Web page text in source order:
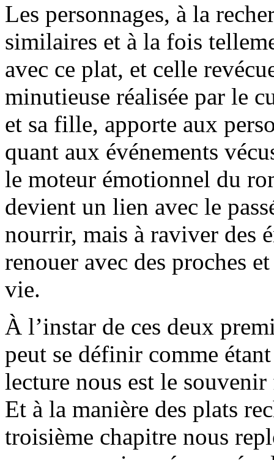
Les personnages, à la
similaires et à la fois
avec ce plat, et celle
minutieuse réalisée par le
et sa fille, apporte aux
quant aux événements
le moteur émotionnel du
devient un lien avec le
nourrir, mais à raviver des
renouer avec des proches
vie.
À l’instar de ces deux
peut se définir comme
lecture nous est le
Et à la manière des plats
troisième chapitre nous